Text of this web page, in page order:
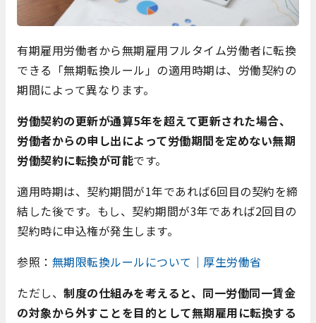
有期雇用労働者から無期雇用フルタイム労働者に転換
できる「無期転換ルール」の適用時期は、労働契約の
期間によって異なります。
労働契約の更新が通算5年を超えて更新された場合、
労働者からの申し出によって労働期間を定めない無期
労働契約に転換が可能です。
適用時期は、契約期間が1年であれば6回目の契約を締
結した後です。もし、契約期間が3年であれば2回目の
契約時に申込権が発生します。
参照： 無期限転換ルールについて｜厚生労働省
ただし、 制度の仕組みを考えると、同一労働同一賃金
の対象から外すことを目的として無期雇用に転換する